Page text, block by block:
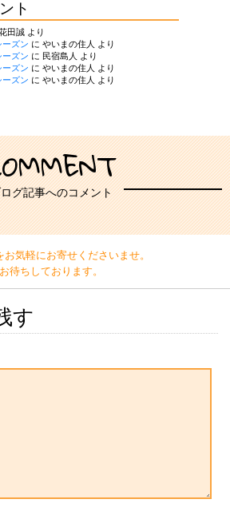
ト
田誠より
ーズン に やいまの住人
より
ーズン に 民宿島人
より
ーズン に やいまの住人
より
ーズン に やいまの住人 より
グ記事へのコメント
お気軽にお寄せくださいませ。
お待ちしております。
す